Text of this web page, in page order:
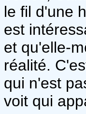
le fil d'une
est
et qu'elle-
réalité.
qui n'est
voit qui